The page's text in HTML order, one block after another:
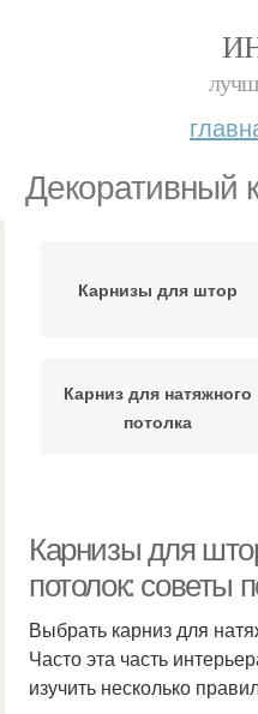
Декоративный
Карнизы для штор
Карниз для натяжного
потолка
потолок
Потолок под скрытый
карниз
Карнизы для
потолок: советы
Выбрать карниз для
Часто эта часть
изучить несколько